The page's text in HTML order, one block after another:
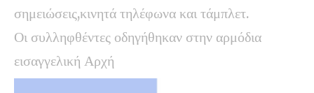
σημειώσεις,κινητά τηλέφωνα και τάμπλετ.
Οι συλληφθέντες οδηγήθηκαν στην αρμόδια
εισαγγελική Αρχή